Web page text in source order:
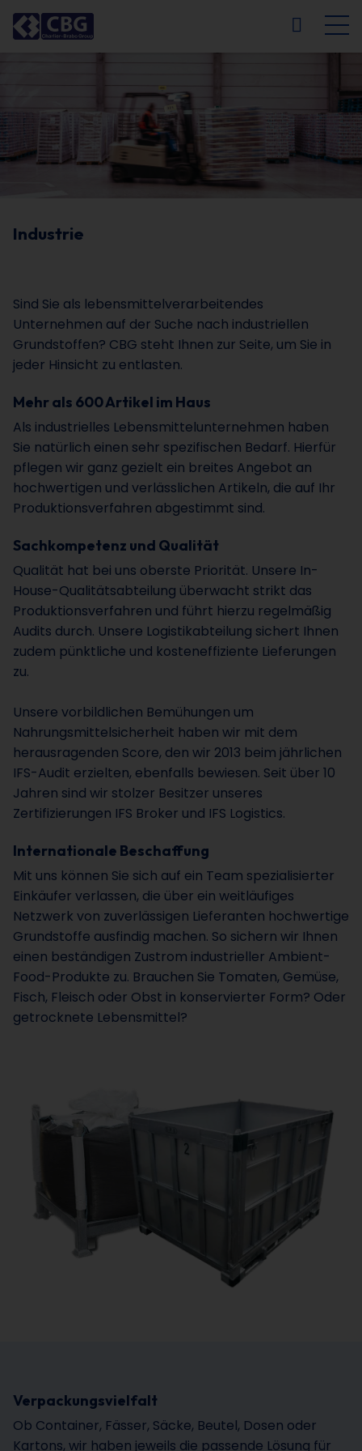
EN DE
Industrie
Sind Sie als lebensmittelverarbeitendes
Unternehmen auf der Suche nach industriellen
Grundstoffen? CBG steht Ihnen zur Seite, um Sie in
jeder Hinsicht zu entlasten.
Mehr als 600 Artikel im Haus
Als industrielles Lebensmittelunternehmen haben
Sie natürlich einen sehr spezifischen Bedarf. Hierfür
pflegen wir ganz gezielt ein breites Angebot an
hochwertigen und verlässlichen Artikeln, die auf Ihr
Produktionsverfahren abgestimmt sind.
Sachkompetenz und Qualität
Qualität hat bei uns oberste Priorität. Unsere In-
House-Qualitätsabteilung überwacht strikt das
Produktionsverfahren und führt hierzu regelmäßig
Audits durch. Unsere Logistikabteilung sichert Ihnen
zudem pünktliche und kosteneffiziente Lieferungen
zu.
Unsere vorbildlichen Bemühungen um
Nahrungsmittelsicherheit haben wir mit dem
herausragenden Score, den wir 2013 beim jährlichen
IFS-Audit erzielten, ebenfalls bewiesen. Seit über 10
Jahren sind wir stolzer Besitzer unseres
Zertifizierungen IFS Broker und IFS Logistics.
Internationale Beschaffung
Mit uns können Sie sich auf ein Team spezialisierter
Einkäufer verlassen, die über ein weitläufiges
Netzwerk von zuverlässigen Lieferanten hochwertige
Grundstoffe ausfindig machen. So sichern wir Ihnen
einen beständigen Zustrom industrieller Ambient-
Food-Produkte zu. Brauchen Sie Tomaten, Gemüse,
Fisch, Fleisch oder Obst in konservierter Form? Oder
getrocknete Lebensmittel?
Verpackungsvielfalt
Ob Container, Fässer, Säcke, Beutel, Dosen oder
Kartons, wir haben jeweils die passende Lösung für